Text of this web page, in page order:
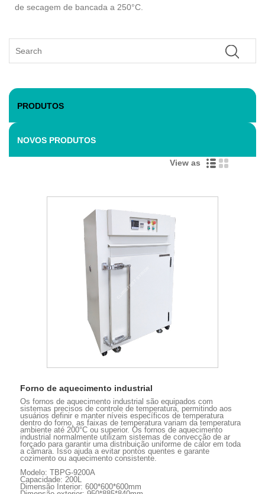
de secagem de bancada a 250°C.
PRODUTOS
NOVOS PRODUTOS
View as
Forno de aquecimento industrial
Os fornos de aquecimento industrial são equipados com
sistemas precisos de controle de temperatura, permitindo aos
usuários definir e manter níveis específicos de temperatura
dentro do forno, as faixas de temperatura variam da temperatura
ambiente até 200°C ou superior. Os fornos de aquecimento
industrial normalmente utilizam sistemas de convecção de ar
forçado para garantir uma distribuição uniforme de calor em toda
a câmara. Isso ajuda a evitar pontos quentes e garante
cozimento ou aquecimento consistente.
Modelo: TBPG-9200A
Capacidade: 200L
Dimensão Interior: 600*600*600mm